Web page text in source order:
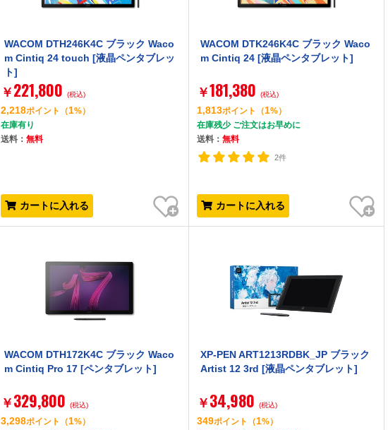
WACOM DTH246K4C ブラック Waco
m Cintiq 24 touch [液晶ペンタブレッ
ト]
￥ 221,800 (税込)
2,218ポイント （1%）
在庫有り
送料：無料
カートに入れる
お気に入り
WACOM DTK246K4C ブラック Waco
m Cintiq 24 [液晶ペンタブレット]
￥181,380 (税込)
1,813ポイント （1%）
在庫残少 ご注文はお早めに
送料： 無料
2件
カートに入れる
お気に入り
WACOM DTH172K4C ブラック Waco
m Cintiq Pro 17 [ペンタブレット]
￥ 329,800 (税込)
3,298ポイント （1%）
XP-PEN ART1213RDBK_JP ブラック
Artist 12 3rd [液晶ペンタブレット]
￥ 34,980 (税込)
349ポイント （1%）